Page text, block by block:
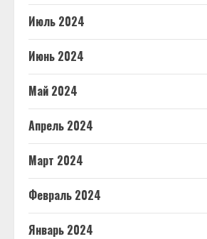
Июль 2024
Июнь 2024
Май 2024
Апрель 2024
Март 2024
Февраль 2024
Январь 2024